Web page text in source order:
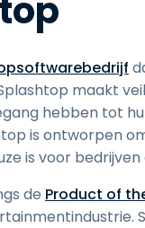
maakt
hebben tot
is ontworpen
is voor
de Product of